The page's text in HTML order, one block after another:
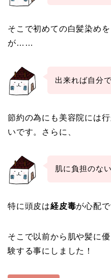
そこで初めての白髪染め
が……
出来れば自分
節約の為にも美容院には
いです。さらに、
肌に負担のな
特に頭皮は経皮毒が心配で
そこで以前から肌や髪に
験する事にしました！